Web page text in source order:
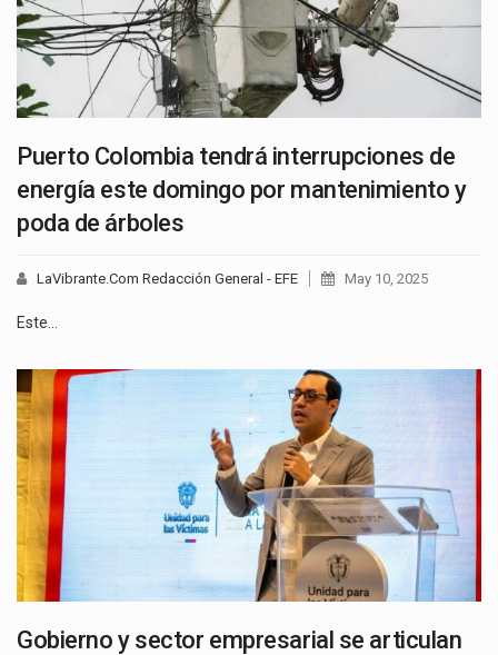
Puerto Colombia tendrá interrupciones de
energía este domingo por mantenimiento y
poda de árboles
LaVibrante.Com Redacción General - EFE May 10, 2025
Este…
Gobierno y sector empresarial se articulan